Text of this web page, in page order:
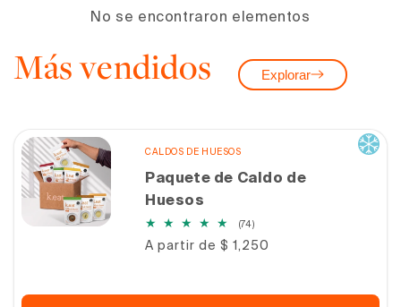
No se encontraron elementos
Más vendidos Explorar
CALDOS DE HUESOS
Paquete de Caldo de
Huesos
(74)74
totales
Precio
A partir de $ 1,250